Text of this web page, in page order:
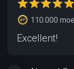
110.000
Excellent!